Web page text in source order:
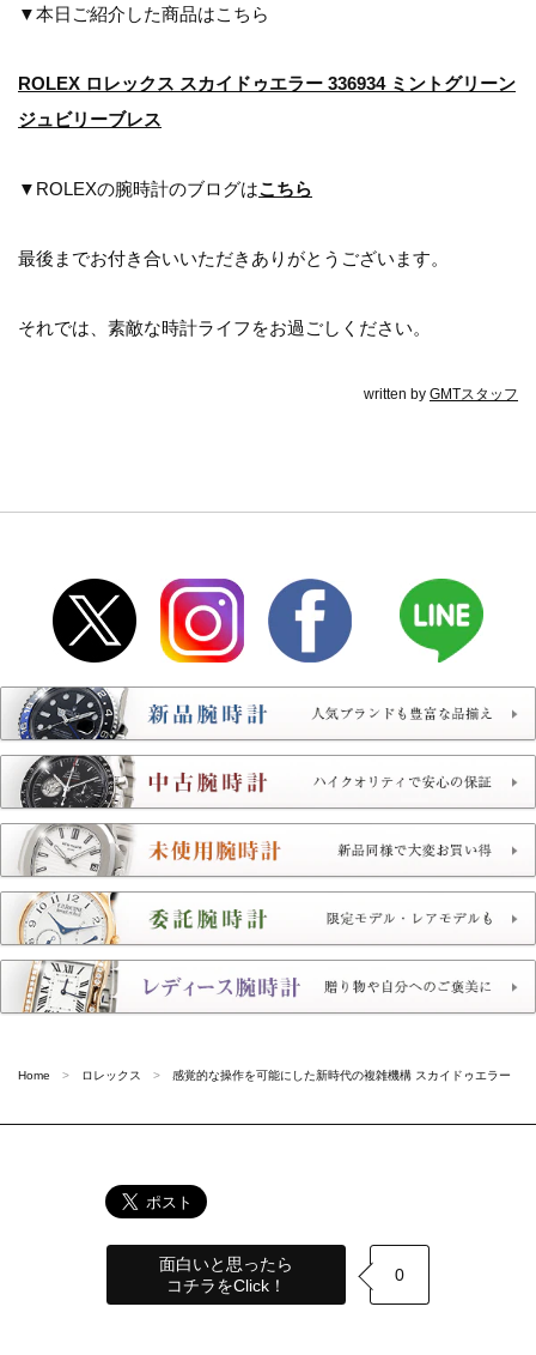
▼本日ご紹介した商品はこちら
ROLEX ロレックス スカイドゥエラー 336934 ミントグリーン
ジュビリーブレス
▼ROLEXの腕時計のブログはこちら
最後までお付き合いいただきありがとうございます。
それでは、素敵な時計ライフをお過ごしください。
written by GMTスタッフ
Home ロレックス 感覚的な操作を可能にした新時代の複雑機構 スカイドゥエラー
面白いと思ったら
コチラをClick！
0